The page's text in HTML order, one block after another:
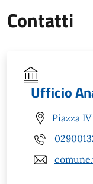
Contatti
Ufficio
Piazza